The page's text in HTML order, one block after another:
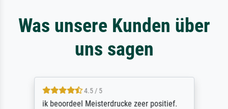
Was unsere Kunden über
uns sagen
4.5 / 5
ik beoordeel Meisterdrucke zeer positief.